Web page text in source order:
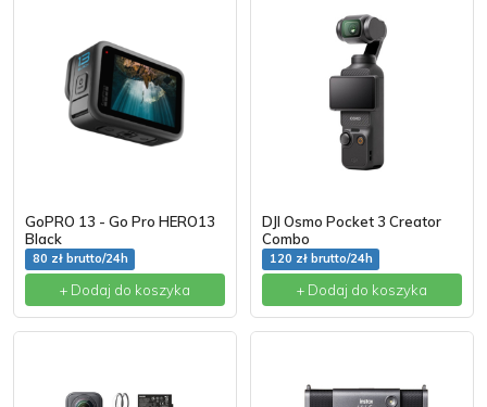
GoPRO 13 - Go Pro HERO13
Black
80 zł brutto/24h
+ Dodaj do koszyka
DJI Osmo Pocket 3 Creator
Combo
120 zł brutto/24h
+ Dodaj do koszyka